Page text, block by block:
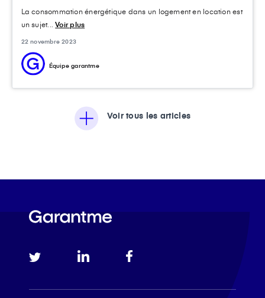
La consommation énergétique dans un logement en location est
un sujet...Voir plus
22 novembre 2023
Équipe garantme
Voir tous les articles